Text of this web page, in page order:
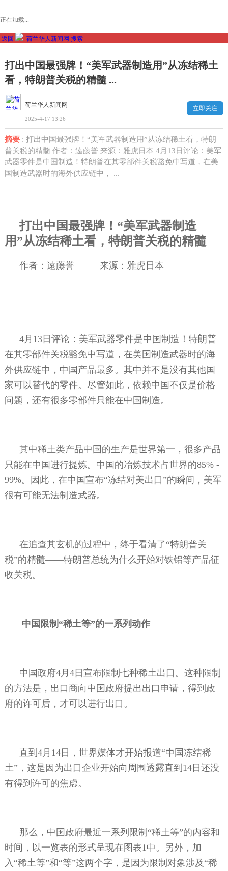
正在加载...
返回 荷兰华人新闻网 搜索
打出中国最强牌！“美军武器制造用”从冻结稀土
看，特朗普关税的精髓 ...
荷兰华人新闻网
2025-4-17 13:26
立即关注
摘要: 打出中国最强牌！“美军武器制造用”从冻结稀土看，特朗
普关税的精髓 作者：遠藤誉 来源：雅虎日本 4月13日评论：美军
武器零件是中国制造！特朗普在其零部件关税豁免中写道，在美
国制造武器时的海外供应链中， ...
打出中国最强牌！“美军武器制造
用”从冻结稀土看，特朗普关税的精髓
作者：遠藤誉 来源：雅虎日本
4 月 13日评论：美军武器零件是中国制造！特朗普
在其零部件关税豁免中写道，在美国制造武器时的海
外供应链中，中国产品最多。其中并不是没有其他国
家可以替代的零件。尽管如此，依赖中国不仅是价格
问题，还有很多零部件只能在中国制造。
其中稀土类产品中国的生产是世界第一，很多产品
只能在中国进行提炼。中国的冶炼技术占世界的85% -
99%。因此，在中国宣布“冻结对美出口”的瞬间，美军
很有可能无法制造武器。
在追查其玄机的过程中，终于看清了“特朗普关
税”的精髓——特朗普总统为什么开始对铁铝等产品征
收关税。
中国限制“稀土等”的一系列动作
中国政府4 月4日宣布限制七种稀土出口。这种限制
的方法是，出口商向中国政府提出出口申请，得到政
府的许可后，才可以进行出口。
直到4 月 14日，世界媒体才开始报道“中国冻结稀
土”，这是因为出口企业开始向周围透露直到 14日还没
有得到许可的焦虑。
那么，中国政府最近一系列限制“稀土等”的内容和
时间，以一览表的形式呈现在图表1 中。另外，加
入“稀土等”和“等”这两个字，是因为限制对象涉及“稀